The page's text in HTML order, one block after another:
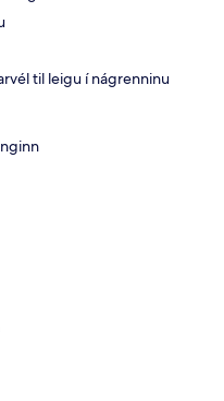
til leigu í nágrenninu